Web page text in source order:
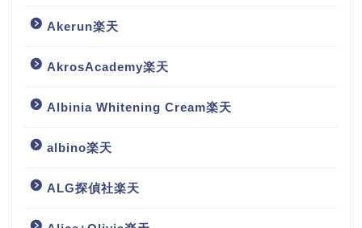
Akerun楽天
AkrosAcademy楽天
Albinia Whitening Cream楽天
albino楽天
ALG探偵社楽天